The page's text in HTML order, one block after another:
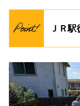
ＪＲ